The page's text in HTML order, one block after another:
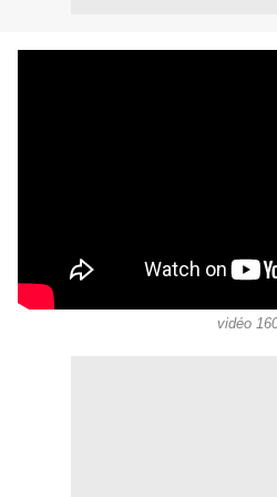
vidéo